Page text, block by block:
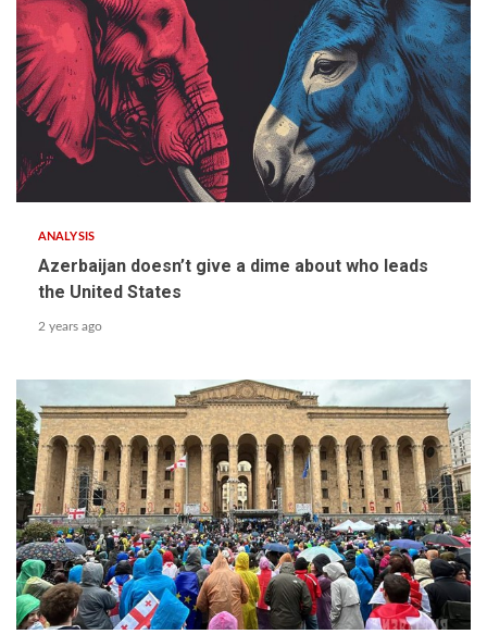
ANALYSIS
Azerbaijan doesn’t give a dime about who leads
the United States
2 years ago